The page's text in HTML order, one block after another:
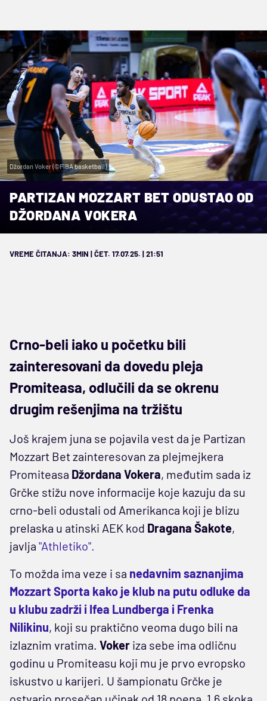
Džordan Voker (©FIBA basketball)
PARTIZAN MOZZART BET ODUSTAO OD
DŽORDANA VOKERA
VREME ČITANJA: 3MIN | ČET. 17.07.25. | 21:51
Crno-beli iako u početku bili
zainteresovani da dovedu pleja
Promiteasa, odlučili da se okrenu
drugim rešenjima na tržištu
Još krajem juna se pojavila vest da je Partizan
Mozzart Bet zainteresovan za plejmejkera
Promiteasa Džordana Vokera, međutim sada iz
Grčke stižu nove informacije koje kazuju da su
crno-beli odustali od Amerikanca koji je blizu
prelaska u atinski AEK kod Dragana Šakote,
javlja "Athletiko".
To možda ima veze i sa nedavnim saznanjima
Mozzart Sporta kako je klub na putu odluke da
u klubu zadrži i Ifea Lundberga i Frenka
Nilikinu, koji su praktično veoma dugo bili na
izlaznim vratima. Voker iza sebe ima odličnu
godinu u Promiteasu koji mu je prvo evropsko
iskustvo u karijeri. U šampionatu Grčke je